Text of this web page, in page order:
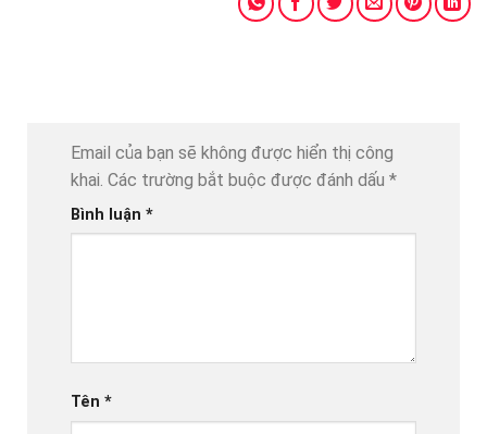
Email của bạn sẽ không được hiển thị công
khai. Các trường bắt buộc được đánh dấu *
Bình luận *
Tên *